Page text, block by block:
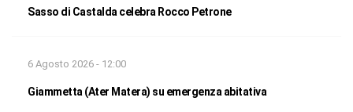
Sasso di Castalda celebra Rocco Petrone
6 Agosto 2026 - 12:00
Giammetta (Ater Matera) su emergenza abitativa